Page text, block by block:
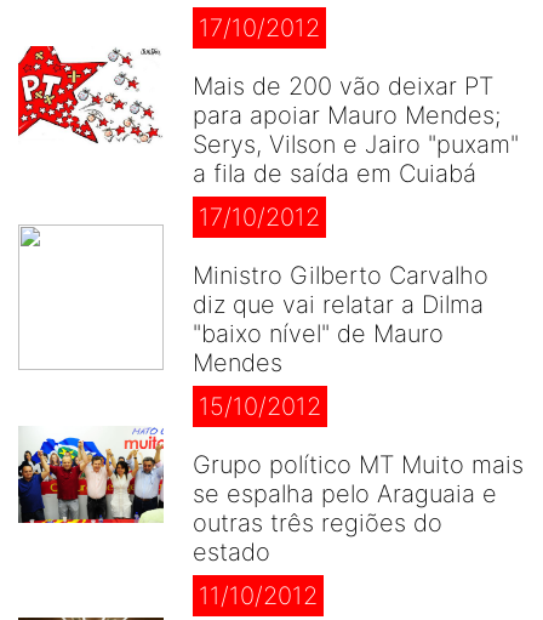
17/10/2012
Mais de 200 vão deixar PT
para apoiar Mauro Mendes;
Serys, Vilson e Jairo "puxam"
a fila de saída em Cuiabá
17/10/2012
Ministro Gilberto Carvalho
diz que vai relatar a Dilma
"baixo nível" de Mauro
Mendes
15/10/2012
Grupo político MT Muito mais
se espalha pelo Araguaia e
outras três regiões do
estado
11/10/2012